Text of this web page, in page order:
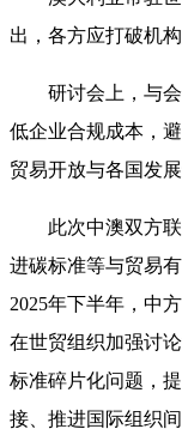
出，各方应打破机
研讨会上，与
低企业合规成本，
贸易开放与各国发展
此次中澳双方
进碳标准等与贸易
2025年下半年，中
在世贸组织加强讨
标准碎片化问题，
接、推进国际组织